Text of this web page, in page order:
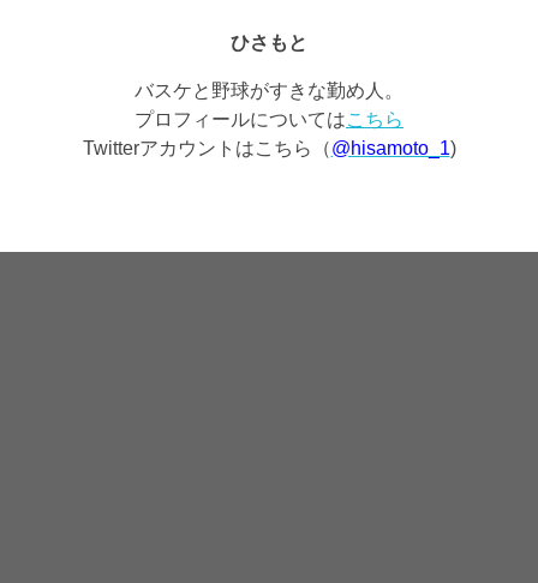
ひさもと
バスケと野球がすきな勤め人。
プロフィールについてはこちら
Twitterアカウントはこちら（@hisamoto_1)